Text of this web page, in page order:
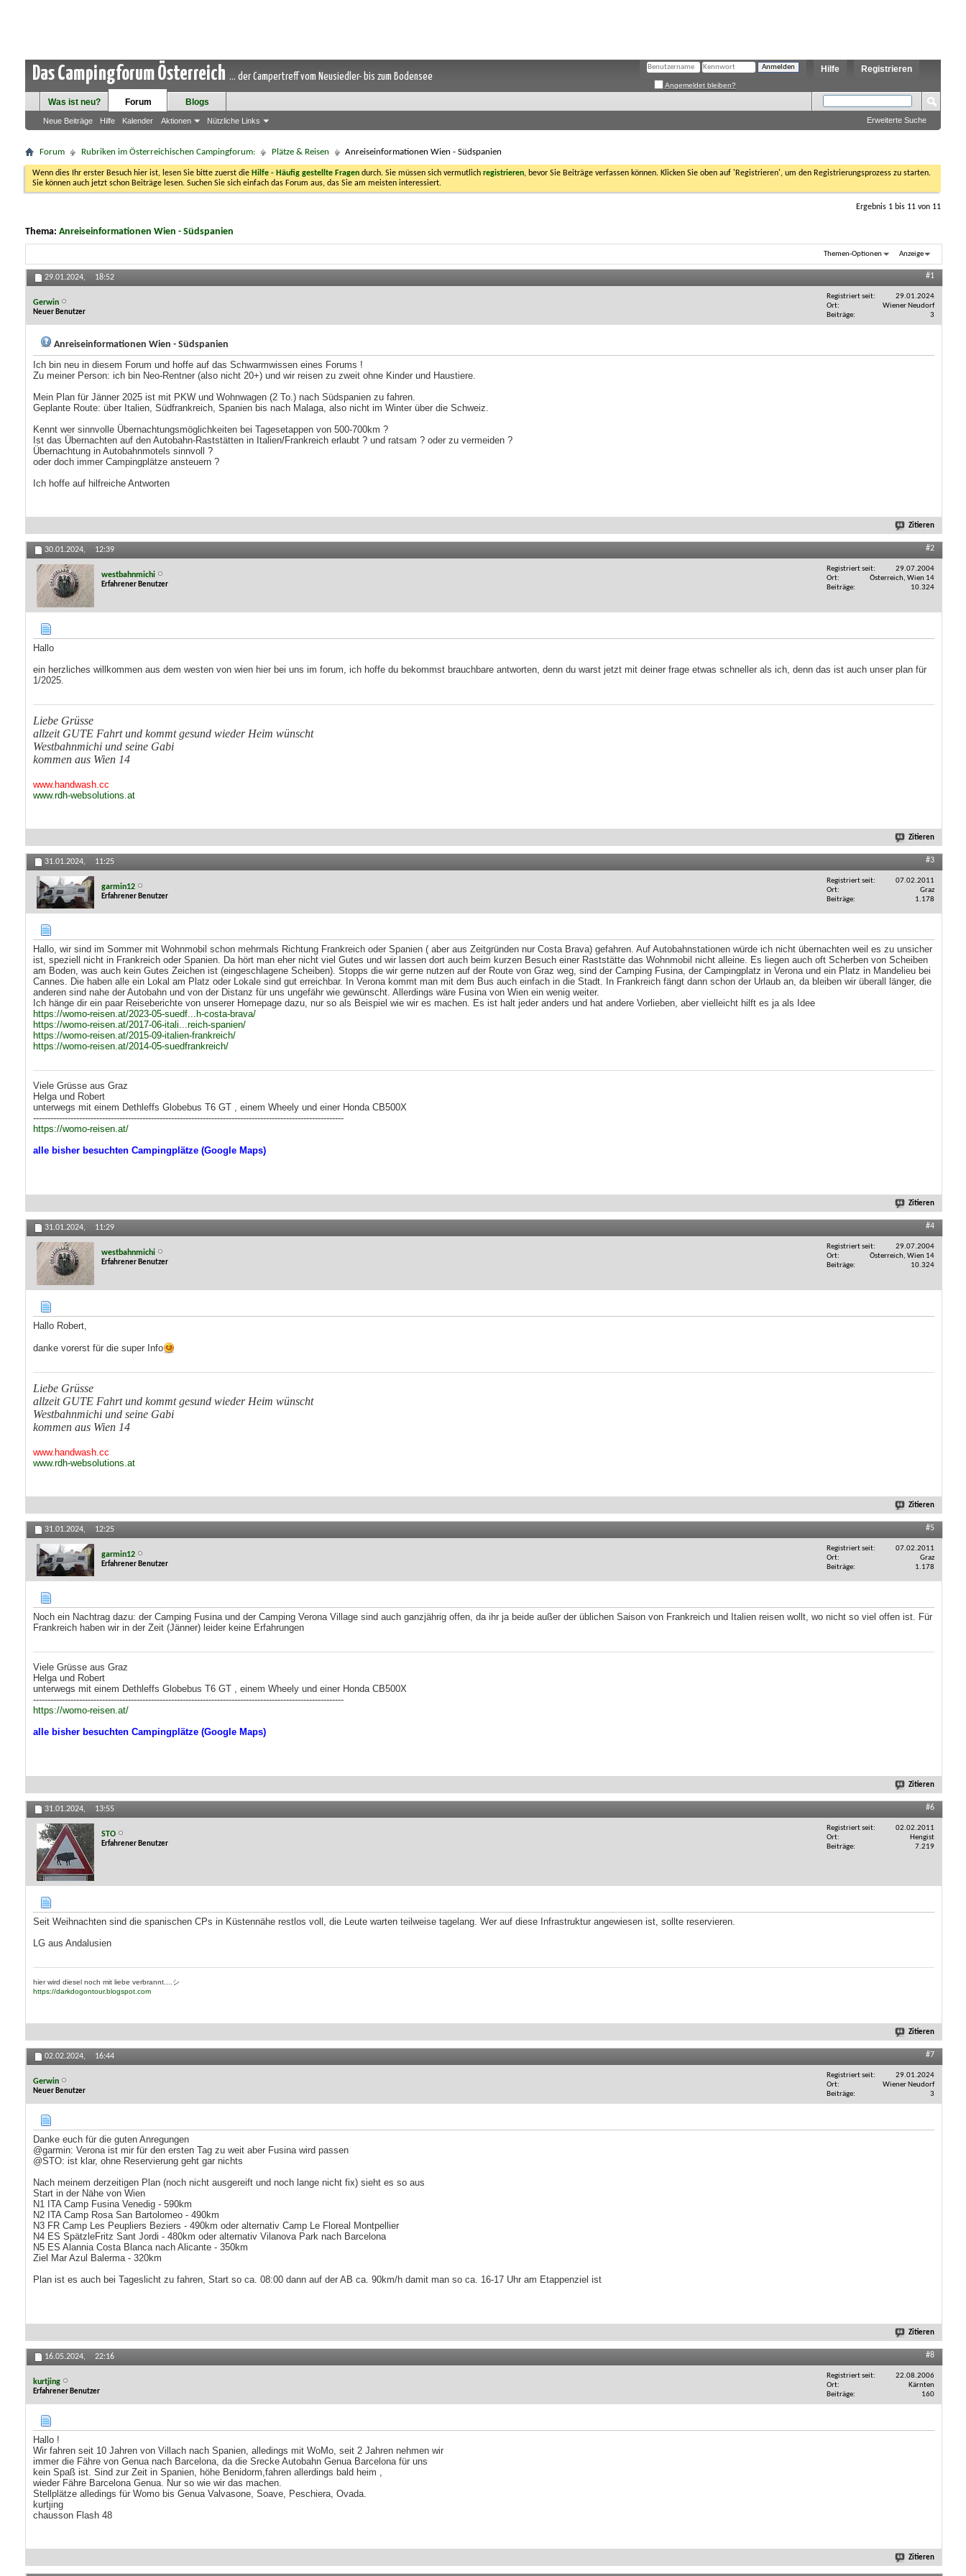
Das Campingforum Österreich ... der Campertreff vom Neusiedler- bis zum Bodensee
Registrieren
Hilfe
Angemeldet bleiben?
Was ist neu? Forum
Neue Beiträge Hilfe Kalender Aktionen Nützliche Links
Blogs
Erweiterte Suche
Forum Rubriken im Österreichischen Campingforum: Plätze & Reisen Anreiseinformationen Wien - Südspanien
Wenn dies Ihr erster Besuch hier ist, lesen Sie bitte zuerst die Hilfe - Häufig gestellte Fragen durch. Sie müssen sich vermutlich registrieren, bevor Sie Beiträge verfassen können. Klicken Sie oben auf 'Registrieren', um den Registrierungsprozess zu starten.
Sie können auch jetzt schon Beiträge lesen. Suchen Sie sich einfach das Forum aus, das Sie am meisten interessiert.
Ergebnis 1 bis 11 von 11
Thema: Anreiseinformationen Wien - Südspanien
Themen-Optionen Anzeige
29.01.2024, 18:52 #1
Gerwin
Neuer Benutzer
Registriert seit
29.01.2024
Ort
Wiener Neudorf
Beiträge
3
Anreiseinformationen Wien - Südspanien
Ich bin neu in diesem Forum und hoffe auf das Schwarmwissen eines Forums !
Zu meiner Person: ich bin Neo-Rentner (also nicht 20+) und wir reisen zu zweit ohne Kinder und Haustiere.
Mein Plan für Jänner 2025 ist mit PKW und Wohnwagen (2 To.) nach Südspanien zu fahren.
Geplante Route: über Italien, Südfrankreich, Spanien bis nach Malaga, also nicht im Winter über die Schweiz.
Kennt wer sinnvolle Übernachtungsmöglichkeiten bei Tagesetappen von 500-700km ?
Ist das Übernachten auf den Autobahn-Raststätten in Italien/Frankreich erlaubt ? und ratsam ? oder zu vermeiden ?
Übernachtung in Autobahnmotels sinnvoll ?
oder doch immer Campingplätze ansteuern ?
Ich hoffe auf hilfreiche Antworten
Zitieren
30.01.2024, 12:39 #2
westbahnmichi
Erfahrener Benutzer
Registriert seit
29.07.2004
Ort
Österreich, Wien 14
Beiträge
10.324
Hallo
ein herzliches willkommen aus dem westen von wien hier bei uns im forum, ich hoffe du bekommst brauchbare antworten, denn du warst jetzt mit deiner frage etwas schneller als ich, denn das ist auch unser plan für
1/2025.
Liebe Grüsse
allzeit GUTE Fahrt und kommt gesund wieder Heim wünscht
Westbahnmichi und seine Gabi
kommen aus Wien 14
www.handwash.cc
www.rdh-websolutions.at
Zitieren
31.01.2024, 11:25 #3
garmin12
Erfahrener Benutzer
Registriert seit
07.02.2011
Ort
Graz
Beiträge
1.178
Hallo, wir sind im Sommer mit Wohnmobil schon mehrmals Richtung Frankreich oder Spanien ( aber aus Zeitgründen nur Costa Brava) gefahren. Auf Autobahnstationen würde ich nicht übernachten weil es zu unsicher
ist, speziell nicht in Frankreich oder Spanien. Da hört man eher nicht viel Gutes und wir lassen dort auch beim kurzen Besuch einer Raststätte das Wohnmobil nicht alleine. Es liegen auch oft Scherben von Scheiben
am Boden, was auch kein Gutes Zeichen ist (eingeschlagene Scheiben). Stopps die wir gerne nutzen auf der Route von Graz weg, sind der Camping Fusina, der Campingplatz in Verona und ein Platz in Mandelieu bei
Cannes. Die haben alle ein Lokal am Platz oder Lokale sind gut erreichbar. In Verona kommt man mit dem Bus auch einfach in die Stadt. In Frankreich fängt dann schon der Urlaub an, da bleiben wir überall länger, die
anderen sind nahe der Autobahn und von der Distanz für uns ungefähr wie gewünscht. Allerdings wäre Fusina von Wien ein wenig weiter.
Ich hänge dir ein paar Reiseberichte von unserer Homepage dazu, nur so als Beispiel wie wir es machen. Es ist halt jeder anders und hat andere Vorlieben, aber vielleicht hilft es ja als Idee
https://womo-reisen.at/2023-05-suedf...h-costa-brava/
https://womo-reisen.at/2017-06-itali...reich-spanien/
https://womo-reisen.at/2015-09-italien-frankreich/
https://womo-reisen.at/2014-05-suedfrankreich/
Viele Grüsse aus Graz
Helga und Robert
unterwegs mit einem Dethleffs Globebus T6 GT , einem Wheely und einer Honda CB500X
------------------------------------------------------------------------------------------------------------
https://womo-reisen.at/
alle bisher besuchten Campingplätze (Google Maps)
Zitieren
31.01.2024, 11:29 #4
westbahnmichi
Erfahrener Benutzer
Registriert seit
29.07.2004
Ort
Österreich, Wien 14
Beiträge
10.324
Hallo Robert,
danke vorerst für die super Info
Liebe Grüsse
allzeit GUTE Fahrt und kommt gesund wieder Heim wünscht
Westbahnmichi und seine Gabi
kommen aus Wien 14
www.handwash.cc
www.rdh-websolutions.at
Zitieren
31.01.2024, 12:25 #5
garmin12
Erfahrener Benutzer
Registriert seit
07.02.2011
Ort
Graz
Beiträge
1.178
Noch ein Nachtrag dazu: der Camping Fusina und der Camping Verona Village sind auch ganzjährig offen, da ihr ja beide außer der üblichen Saison von Frankreich und Italien reisen wollt, wo nicht so viel offen ist. Für
Frankreich haben wir in der Zeit (Jänner) leider keine Erfahrungen
Viele Grüsse aus Graz
Helga und Robert
unterwegs mit einem Dethleffs Globebus T6 GT , einem Wheely und einer Honda CB500X
------------------------------------------------------------------------------------------------------------
https://womo-reisen.at/
alle bisher besuchten Campingplätze (Google Maps)
Zitieren
31.01.2024, 13:55 #6
STO
Erfahrener Benutzer
Registriert seit
02.02.2011
Ort
Hengist
Beiträge
7.219
Seit Weihnachten sind die spanischen CPs in Küstennähe restlos voll, die Leute warten teilweise tagelang. Wer auf diese Infrastruktur angewiesen ist, sollte reservieren.
LG aus Andalusien
hier wird diesel noch mit liebe verbrannt....シ
https://darkdogontour.blogspot.com
Zitieren
02.02.2024, 16:44 #7
Gerwin
Neuer Benutzer
Registriert seit
29.01.2024
Ort
Wiener Neudorf
Beiträge
3
Danke euch für die guten Anregungen
@garmin: Verona ist mir für den ersten Tag zu weit aber Fusina wird passen
@STO: ist klar, ohne Reservierung geht gar nichts
Nach meinem derzeitigen Plan (noch nicht ausgereift und noch lange nicht fix) sieht es so aus
Start in der Nähe von Wien
N1 ITA Camp Fusina Venedig - 590km
N2 ITA Camp Rosa San Bartolomeo - 490km
N3 FR Camp Les Peupliers Beziers - 490km oder alternativ Camp Le Floreal Montpellier
N4 ES SpätzleFritz Sant Jordi - 480km oder alternativ Vilanova Park nach Barcelona
N5 ES Alannia Costa Blanca nach Alicante - 350km
Ziel Mar Azul Balerma - 320km
Plan ist es auch bei Tageslicht zu fahren, Start so ca. 08:00 dann auf der AB ca. 90km/h damit man so ca. 16-17 Uhr am Etappenziel ist
Zitieren
16.05.2024, 22:16 #8
kurtjing
Erfahrener Benutzer
Registriert seit
22.08.2006
Ort
Kärnten
Beiträge
160
Hallo !
Wir fahren seit 10 Jahren von Villach nach Spanien, alledings mit WoMo, seit 2 Jahren nehmen wir
immer die Fähre von Genua nach Barcelona, da die Srecke Autobahn Genua Barcelona für uns
kein Spaß ist. Sind zur Zeit in Spanien, höhe Benidorm,fahren allerdings bald heim ,
wieder Fähre Barcelona Genua. Nur so wie wir das machen.
Stellplätze alledings für Womo bis Genua Valvasone, Soave, Peschiera, Ovada.
kurtjing
chausson Flash 48
Zitieren